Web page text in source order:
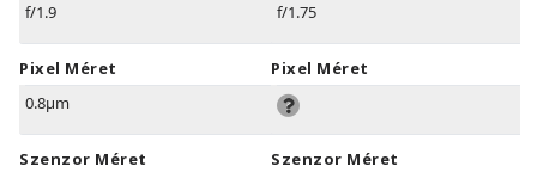
f/1.9
Pixel Méret
0.8µm
Szenzor Méret
f/1.75
Pixel Méret
Szenzor Méret